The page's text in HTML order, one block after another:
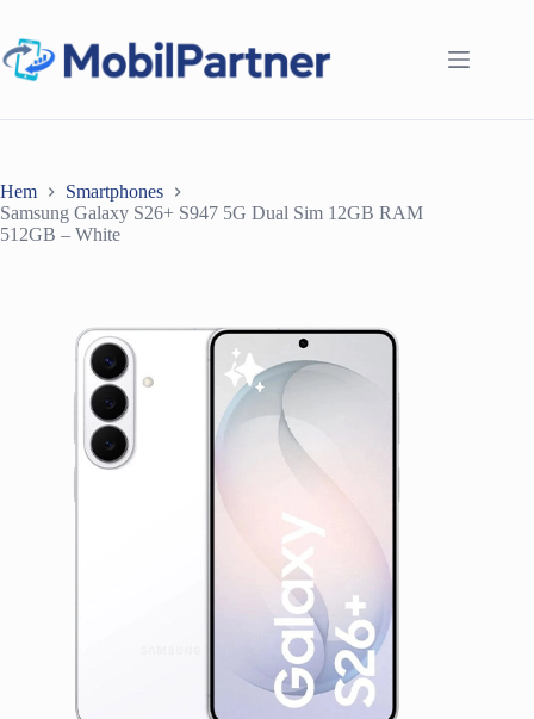
innehåll
Hem
Smartphones
Samsung Galaxy S26+ S947 5G Dual Sim 12GB RAM
512GB – White